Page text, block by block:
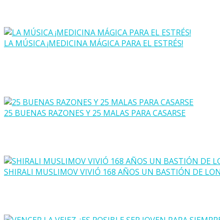
LA MÚSICA ¡MEDICINA MÁGICA PARA EL ESTRÉS!
25 BUENAS RAZONES Y 25 MALAS PARA CASARSE
SHIRALI MUSLIMOV VIVIÓ 168 AÑOS UN BASTIÓN DE